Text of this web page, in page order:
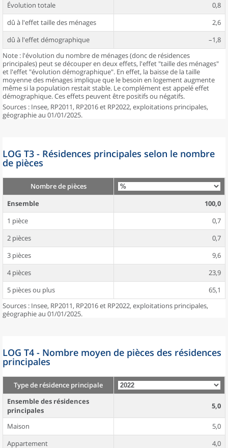
Évolution totale
0,8
dû à l'effet taille des ménages
2,6
dû à l'effet démographique
–1,8
Note : l'évolution du nombre de ménages (donc de résidences
principales) peut se découper en deux effets, l'effet "taille des ménages"
et l'effet "évolution démographique". En effet, la baisse de la taille
moyenne des ménages implique que le besoin en logement augmente
même si la population restait stable. Le complément est appelé effet
démographique. Ces effets peuvent être positifs ou négatifs.
Sources : Insee, RP2011, RP2016 et RP2022, exploitations principales,
géographie au 01/01/2025.
LOG T3 - Résidences principales selon le nombre
de pièces
Nombre de pièces
Ensemble
100,0
1 pièce
0,7
2 pièces
0,7
3 pièces
9,6
4 pièces
23,9
5 pièces ou plus
65,1
Sources : Insee, RP2011, RP2016 et RP2022, exploitations principales,
géographie au 01/01/2025.
LOG T4 - Nombre moyen de pièces des résidences
principales
Type de résidence principale
Ensemble des résidences
principales
5,0
Maison
5,0
Appartement
4,0